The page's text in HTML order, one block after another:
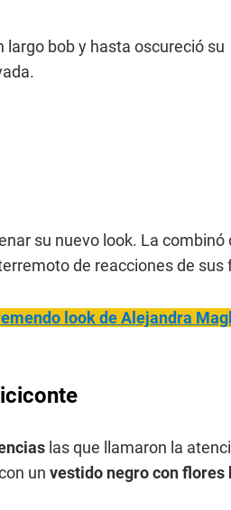
bob y hasta oscureció su
su nuevo look. La combinó
de reacciones de sus
look de Alejandra
las que llamaron la
un vestido negro con flores